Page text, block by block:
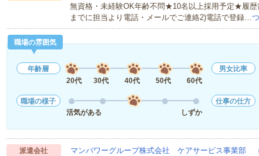
無資格・未経験OK年齢不問★10名以上採用予定★履
までに担当より電話・メールでご連絡2)電話で登録…
職場の雰囲気
年齢層
20代
30代 40代 50代 60代
男女比率
職場の様子
活気がある
しずか
仕事の仕方
派遣会社 マンパワーグループ株式会社 ケアサービス事業部 （